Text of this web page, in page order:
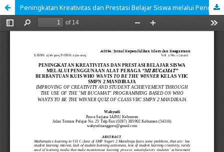
Peningkatan Kreativitas dan Prestasi Belajar Siswa melalui Penggunaan Alat Peraga “Mi Bucamat” Berbantuan Kuis Who Wants To Be The Winner Kelas VIIC SMPN 2 Mandiraja